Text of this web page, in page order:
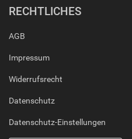
RECHTLICHES
AGB
Impressum
Widerrufsrecht
Datenschutz
Datenschutz-Einstellungen